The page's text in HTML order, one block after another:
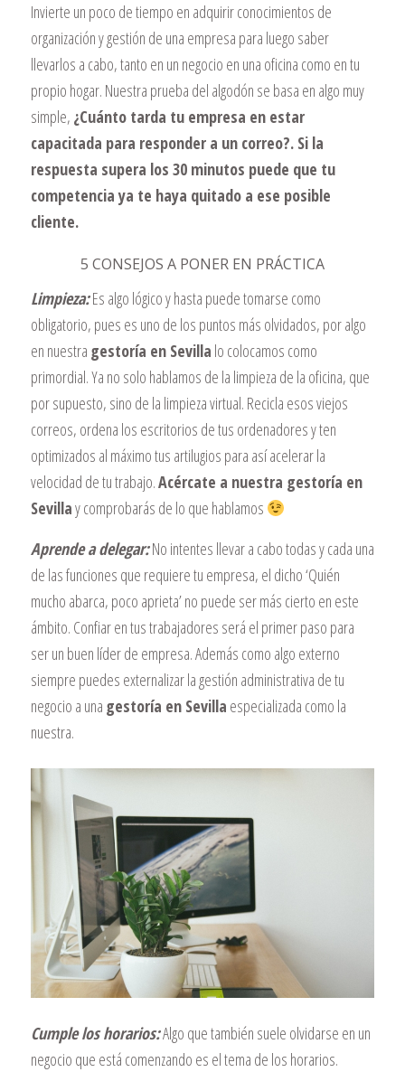
Invierte un poco de tiempo en adquirir conocimientos de
organización y gestión de una empresa para luego saber
llevarlos a cabo, tanto en un negocio en una oficina como en tu
propio hogar. Nuestra prueba del algodón se basa en algo muy
simple, ¿Cuánto tarda tu empresa en estar
capacitada para responder a un correo?. Si la
respuesta supera los 30 minutos puede que tu
competencia ya te haya quitado a ese posible
cliente.
5 CONSEJOS A PONER EN PRÁCTICA
Limpieza:Es algo lógico y hasta puede tomarse como
obligatorio, pues es uno de los puntos más olvidados, por algo
en nuestra gestoría en Sevilla lo colocamos como
primordial. Ya no solo hablamos de la limpieza de la oficina, que
por supuesto, sino de la limpieza virtual. Recicla esos viejos
correos, ordena los escritorios de tus ordenadores y ten
optimizados al máximo tus artilugios para así acelerar la
velocidad de tu trabajo.Acércate a nuestra gestoría en
Sevillay comprobarás de lo que hablamos
Aprende a delegar:No intentes llevar a cabo todas y cada una
de las funciones que requiere tu empresa, el dicho ‘Quién
mucho abarca, poco aprieta’ no puede ser más cierto en este
ámbito. Confiar en tus trabajadores será el primer paso para
ser un buen líder de empresa. Además como algo externo
siempre puedes externalizar la gestión administrativa de tu
negocio a una gestoría en Sevilla especializada como la
nuestra.
Cumple los horarios:Algo que también suele olvidarse en un
negocio que está comenzando es el tema de los horarios.